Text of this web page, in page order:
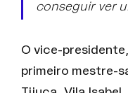
conseguir ver
O vice-
primeiro mestre-